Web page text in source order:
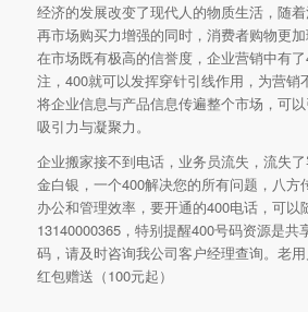
经济的发展改变了现代人的物质生活，随
再市场购买力增强的同时，消费者购物更
在市场既有极高的信誉度，企业营销中有
注，400就可以发挥穿针引线作用，为营销
将企业信息与产品信息传遍整个市场，可
吸引力与凝聚力。
企业搬家接不到电话，业务员流失，流失
金白银，一个400解决您的所有问题，八方
办公和管理效率，要开通的400电话，可以
13140000365，特别提醒400号码资源是共
码，请及时咨询我公司客户经理查询。老
红包赠送（100元起）